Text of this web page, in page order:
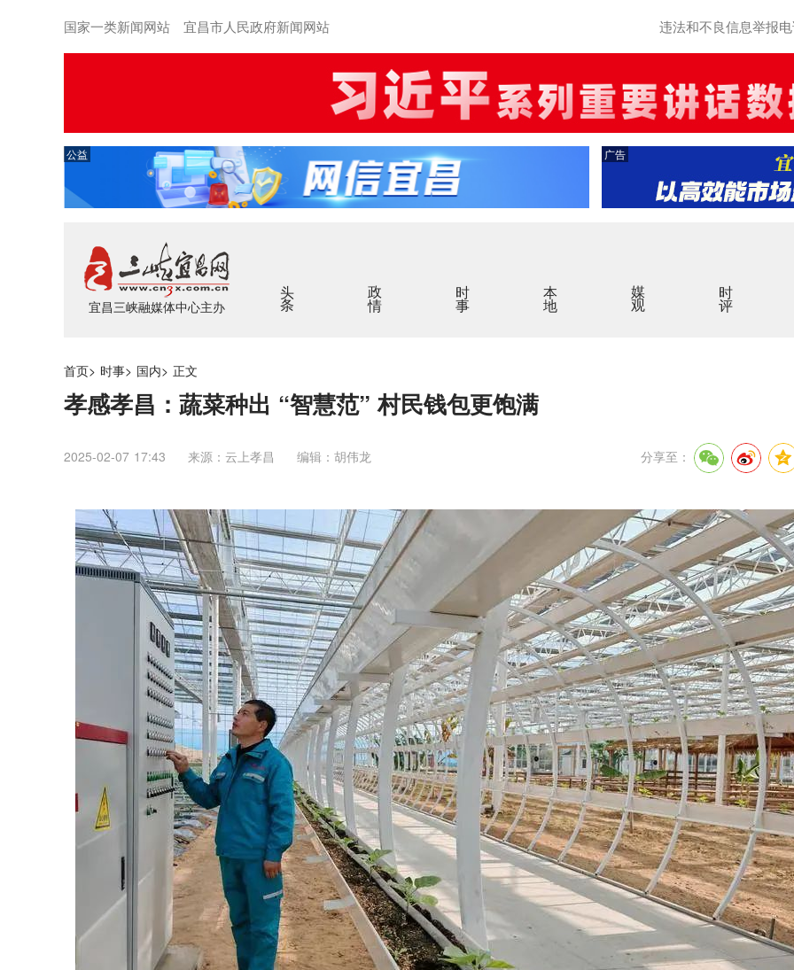
国家一类新闻网站 宜昌市人民政府新闻网站 违法和不良信息举报
公益 广告
宜昌三峡融媒体中心主办
头条 政情 时事 本地 媒观 时评
首页> 时事> 国内> 正文
孝感孝昌：蔬菜种出 “智慧范” 村民钱包更饱满
2025-02-07 17:43 来源：​云上孝昌 编辑：胡伟龙 分享至：